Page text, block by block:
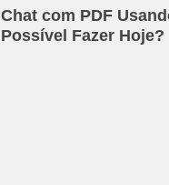
Chat com PDF
Possível Fazer Hoje?